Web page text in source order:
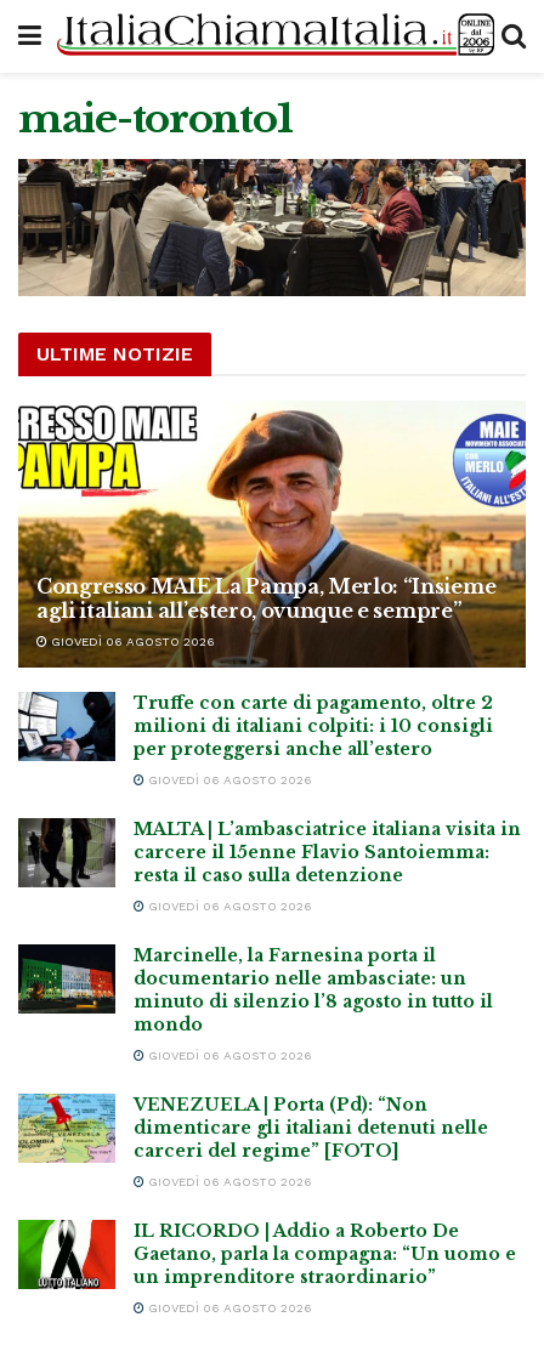
maie-toronto1
ULTIME NOTIZIE
Congresso MAIE La Pampa, Merlo: “Insieme
agli italiani all’estero, ovunque e sempre”
GIOVEDÌ 06 AGOSTO 2026
Truffe con carte di pagamento, oltre 2
milioni di italiani colpiti: i 10 consigli
per proteggersi anche all’estero
GIOVEDÌ 06 AGOSTO 2026
MALTA | L’ambasciatrice italiana visita in
carcere il 15enne Flavio Santoiemma:
resta il caso sulla detenzione
GIOVEDÌ 06 AGOSTO 2026
Marcinelle, la Farnesina porta il
documentario nelle ambasciate: un
minuto di silenzio l’8 agosto in tutto il
mondo
GIOVEDÌ 06 AGOSTO 2026
VENEZUELA | Porta (Pd): “Non
dimenticare gli italiani detenuti nelle
carceri del regime” [FOTO]
GIOVEDÌ 06 AGOSTO 2026
IL RICORDO | Addio a Roberto De
Gaetano, parla la compagna: “Un uomo e
un imprenditore straordinario”
GIOVEDÌ 06 AGOSTO 2026